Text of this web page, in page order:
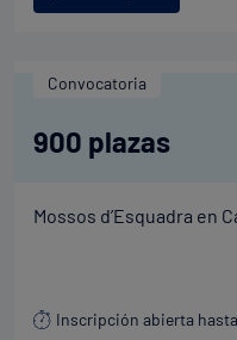
Convocatoria
900 plazas
Mossos d’Esquadra en
Inscripción abierta